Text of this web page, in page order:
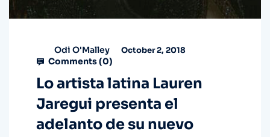
Odi O'Malley October 2, 2018
Comments (0)
Lo artista latina Lauren
Jaregui presenta el
adelanto de su nuevo